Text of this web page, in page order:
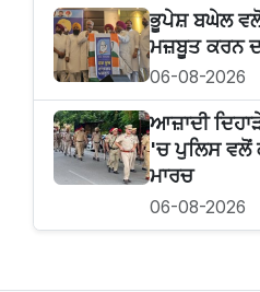
ਭੂਪੇਸ਼ ਬਘੇਲ
ਮਜ਼ਬੂਤ ਕਰਨ
06-08-2026
ਆਜ਼ਾਦੀ
'ਚ ਪੁਲਿਸ ਵਲੋਂ
ਮਾਰਚ
06-08-2026